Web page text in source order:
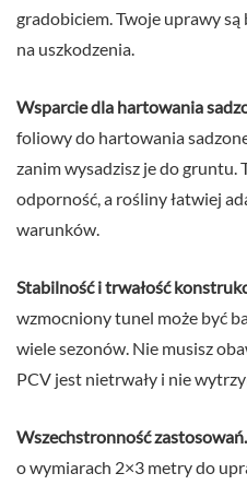
gradobiciem. Twoje uprawy
na uszkodzenia.
Wsparcie dla hartowania
foliowy do hartowania
zanim wysadzisz je do gruntu.
odporność, a rośliny łatwiej
warunków.
Stabilność i trwałość
wzmocniony tunel może być
wiele sezonów. Nie musisz
PCV jest nietrwały i nie
Wszechstronność zastosowań.
o wymiarach 2×3 metry do